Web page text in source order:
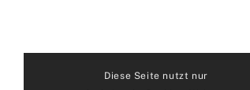
Diese Seite nutzt nur